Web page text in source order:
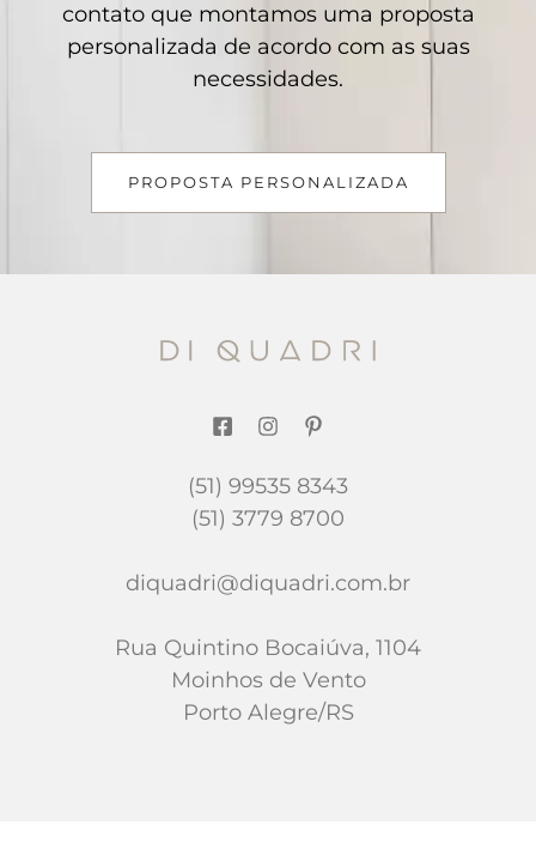
contato que montamos uma proposta
personalizada de acordo com as suas
necessidades.
PROPOSTA PERSONALIZADA
(51) 99535 8343
(51) 3779 8700
diquadri@diquadri.com.br
Rua Quintino Bocaiúva, 1104
Moinhos de Vento
Porto Alegre/RS